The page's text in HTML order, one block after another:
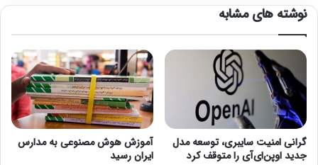
نوشته های مشابه
گرانی امنیت سایبری، توسعه مدل
جدید اوپن‌ای‌آی را متوقف کرد
آموزش هوش مصنوعی به مدارس
ایران رسید